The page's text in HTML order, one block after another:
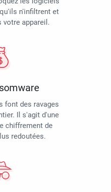
n'infiltrent et
votre appareil.
font des ravages
Il s'agit d'une
chiffrement de
redoutées.